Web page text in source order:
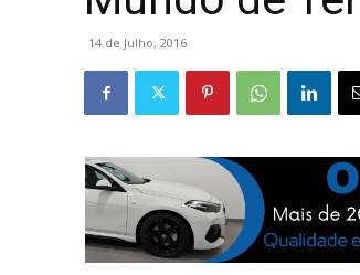
14 de Julho, 2016